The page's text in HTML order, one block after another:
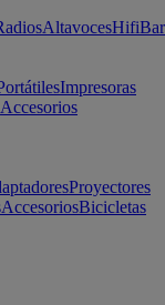
AltavocesHifi
Impresoras
Accesorios
Proyectores
AccesoriosBicicletas